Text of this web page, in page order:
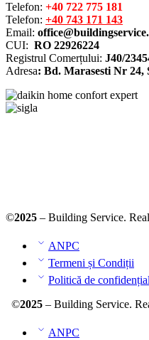
Telefon: +40 722 775 181
Telefon: +40 743 171 143
Email:
CUI: RO 22926224
Registrul Comerțului: J40/
Adresa: Bd. Marasesti Nr 24,
©2025 – Building Service.
ANPC
Termeni și Condiții
Politică de
©2025– Building Service.
ANPC